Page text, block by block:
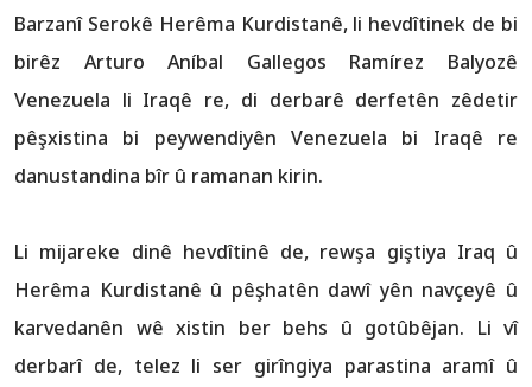
Barzanî Serokê Herêma Kurdistanê, li hevdîtinek de bi
birêz Arturo Aníbal Gallegos Ramírez Balyozê
Venezuela li Iraqê re, di derbarê derfetên zêdetir
pêşxistina bi peywendiyên Venezuela bi Iraqê re
danustandina bîr û ramanan kirin.
Li mijareke dinê hevdîtinê de, rewşa giştiya Iraq û
Herêma Kurdistanê û pêşhatên dawî yên navçeyê û
karvedanên wê xistin ber behs û gotûbêjan. Li vî
derbarî de, telez li ser girîngiya parastina aramî û